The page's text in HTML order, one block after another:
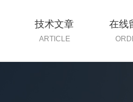
技术文章
ARTICLE
在线